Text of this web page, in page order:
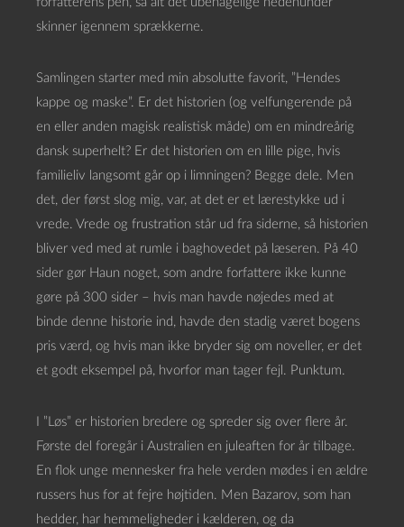
skinner igennem sprækkerne.
Samlingen starter med min absolutte favorit, ”Hendes
kappe og maske”. Er det historien (og velfungerende på
en eller anden magisk realistisk måde) om en mindreårig
dansk superhelt? Er det historien om en lille pige, hvis
familieliv langsomt går op i limningen? Begge dele. Men
det, der først slog mig, var, at det er et lærestykke ud i
vrede. Vrede og frustration står ud fra siderne, så historien
bliver ved med at rumle i baghovedet på læseren. På 40
sider gør Haun noget, som andre forfattere ikke kunne
gøre på 300 sider – hvis man havde nøjedes med at
binde denne historie ind, havde den stadig været bogens
pris værd, og hvis man ikke bryder sig om noveller, er det
et godt eksempel på, hvorfor man tager fejl. Punktum.
I ”Løs” er historien bredere og spreder sig over flere år.
Første del foregår i Australien en juleaften for år tilbage.
En flok unge mennesker fra hele verden mødes i en ældre
russers hus for at fejre højtiden. Men Bazarov, som han
hedder, har hemmeligheder i kælderen, og da